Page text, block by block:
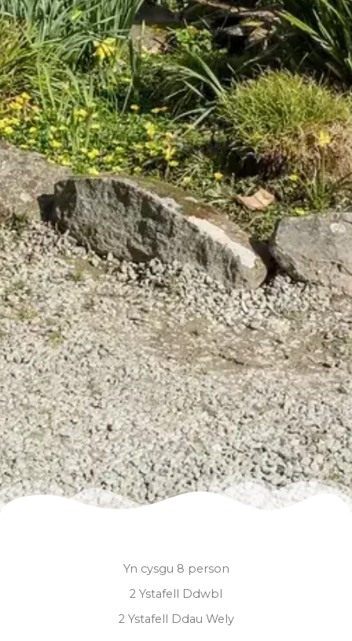
Yn cysgu 8 person
2 Ystafell Ddwbl
2 Ystafell Ddau Wely